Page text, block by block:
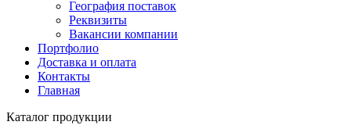
География поставок
Реквизиты
Вакансии компании
Портфолио
Доставка и оплата
Контакты
Главная
Каталог продукции